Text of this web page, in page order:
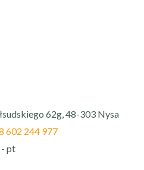
62g, 48-303 Nysa
602 244 977
- pt